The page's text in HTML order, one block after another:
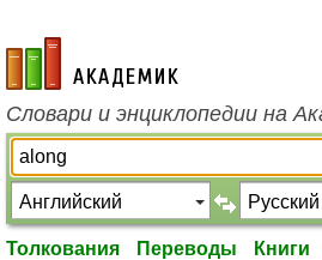
academic.ru
Словари и энциклопедии на
Толкования Переводы Книги